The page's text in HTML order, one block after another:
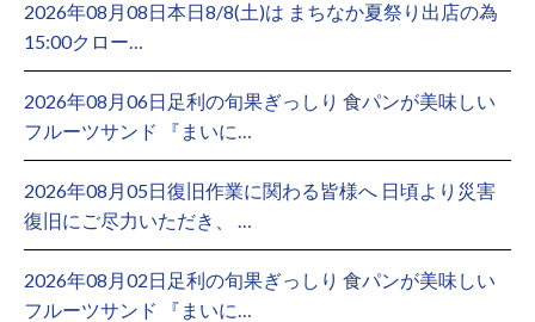
2026年08月08日本日8/8(土)は まちなか夏祭り出店の為
15:00クロー…
2026年08月06日足利の旬果ぎっしり 食パンが美味しい
フルーツサンド 『まいに…
2026年08月05日復旧作業に関わる皆様へ 日頃より災害
復旧にご尽力いただき、 …
2026年08月02日足利の旬果ぎっしり 食パンが美味しい
フルーツサンド 『まいに…